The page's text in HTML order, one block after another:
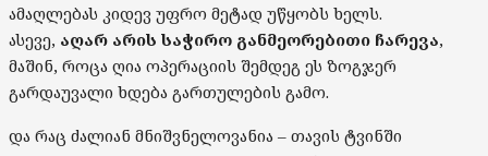
ამაღლებას კიდევ უფრო მეტად უწყობს ხელს.
ასევე, აღარ არის საჭირო განმეორებითი ჩარევა,
მაშინ, როცა ღია ოპერაციის შემდეგ ეს ზოგჯერ
გარდაუვალი ხდება გართულების გამო.
და რაც ძალიან მნიშვნელოვანია – თავის ტვინში